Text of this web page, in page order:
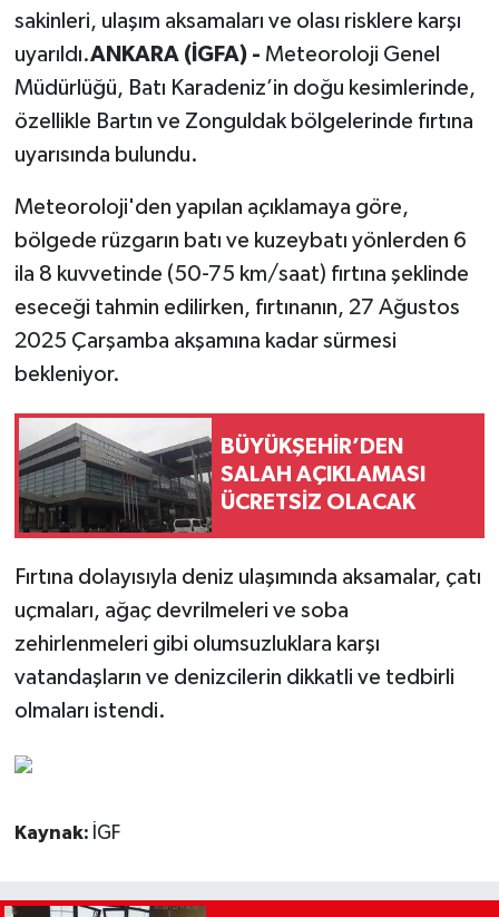
sakinleri, ulaşım aksamaları ve olası risklere karşı
uyarıldı.ANKARA (İGFA) - Meteoroloji Genel
Müdürlüğü, Batı Karadeniz’in doğu kesimlerinde,
özellikle Bartın ve Zonguldak bölgelerinde fırtına
uyarısında bulundu.
Meteoroloji'den yapılan açıklamaya göre,
bölgede rüzgarın batı ve kuzeybatı yönlerden 6
ila 8 kuvvetinde (50-75 km/saat) fırtına şeklinde
eseceği tahmin edilirken, fırtınanın, 27 Ağustos
2025 Çarşamba akşamına kadar sürmesi
bekleniyor.
BÜYÜKŞEHİR’DEN
SALAH AÇIKLAMASI
ÜCRETSİZ OLACAK
Fırtına dolayısıyla deniz ulaşımında aksamalar, çatı
uçmaları, ağaç devrilmeleri ve soba
zehirlenmeleri gibi olumsuzluklara karşı
vatandaşların ve denizcilerin dikkatli ve tedbirli
olmaları istendi.
Kaynak: İGF